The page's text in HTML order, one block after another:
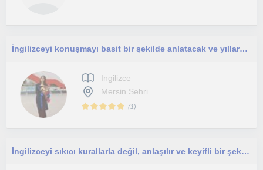
İngilizceyi konuşmayı basit bir şekilde anlatacak ve yıllardır İngilizce konuşan bir eğiştmen
Ingilizce
Mersin Sehri
(1)
İngilizceyi sıkıcı kurallarla değil, anlaşılır ve keyifli bir şekilde öğrenmek istiyorsan doğru yerdesin!